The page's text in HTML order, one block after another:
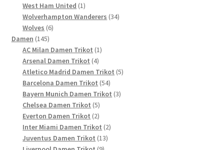
West Ham United 11
Produkt
Wolverhampton Wanderers 3434
Wolves 66
Damen 145145
Produkte
AC Milan Damen Trikot 11
Arsenal Damen Trikot 44
Produkte
Atletico Madrid Damen Trikot 55
Barcelona Damen Trikot 5454
Produkte
Bayern Munich Damen Trikot 33
Chelsea Damen Trikot 55
Produkte
Everton Damen Trikot 22
Produkte
Inter Miami Damen Trikot 22
Juventus Damen Trikot 1313